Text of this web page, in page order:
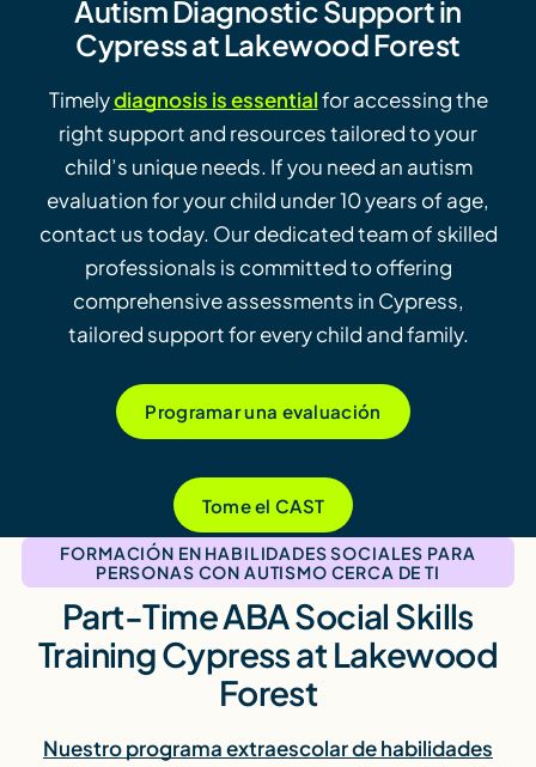
Autism Diagnostic Support in
Cypress at Lakewood Forest
Timelydiagnosis is essentialfor accessing the
right support and resources tailored to your
child’s unique needs. If you need an autism
evaluation for your child under 10 years of age,
contact us today. Our dedicated team of skilled
professionals is committed to offering
comprehensive assessments in Cypress,
tailored support for every child and family.
Programar una evaluación
Tome el CAST
FORMACIÓN EN HABILIDADES SOCIALES PARA
PERSONAS CON AUTISMO CERCA DE TI
Part-Time ABA Social Skills
Training Cypress at Lakewood
Forest
Nuestro programa extraescolar de habilidades